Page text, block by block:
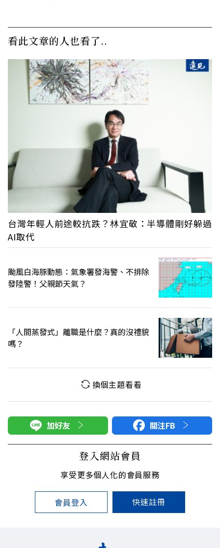
看此文章的人也看了..
台灣年輕人前途較抗跌？林宜敬：半導體剛好躲過
AI取代
颱風白海豚動態：氣象署發海警、不排除
發陸警！父親節天氣？
「人間蒸發式」離職是什麼？真的沒禮貌
嗎？
換個主題看看
加好友 關注FB
登入網站會員
享受更多個人化的會員服務
會員登入 快速註冊